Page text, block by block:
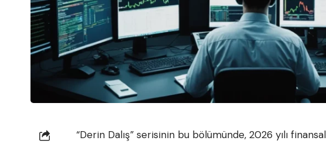
“Derin Dalış” serisinin bu bölümünde, 2026 yılı